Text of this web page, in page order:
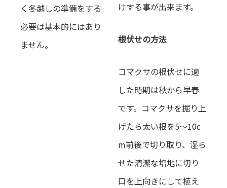
く冬越しの準備をする
必要は基本的にはあり
ません。
けする事が出来ます。
根伏せの方法
コマクサの根伏せに適
した時期は秋から早春
です。コマクサを掘り上
げたら太い根を5～10c
m前後で切り取り、湿ら
せた清潔な培地に切り
口を上向きにして植え